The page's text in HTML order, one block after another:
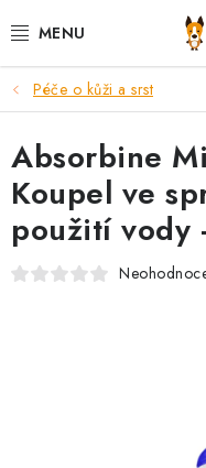
na
DOPORUČUJEME
VÝPRODEJ SKLADU
PSI
KOČKY
Péče o kůži a srst
Absorbine
Koupel ve
použití vody